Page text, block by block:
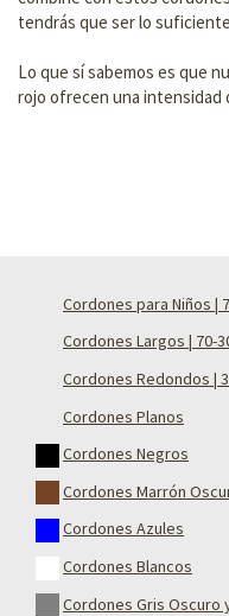
tendrás que ser lo
Lo que sí sabemos es que
rojo ofrecen una intensidad
Cordones para Niños |
Cordones Largos | 70-
Cordones Redondos |
Cordones Planos
Cordones Negros
Cordones Marrón
Cordones Azules
Cordones Blancos
Cordones Gris Oscuro